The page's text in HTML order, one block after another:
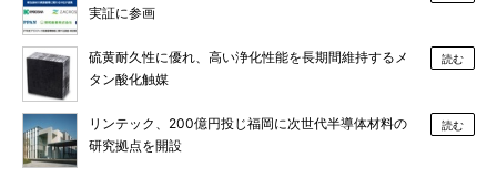
実証に参画
硫黄耐久性に優れ、高い浄化性能を長期間維持するメ
タン酸化触媒
読む
リンテック、200億円投じ福岡に次世代半導体材料の
研究拠点を開設
読む